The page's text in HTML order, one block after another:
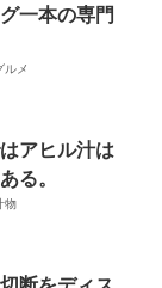
一本の専門
ルメ
アヒル汁は
る。
物